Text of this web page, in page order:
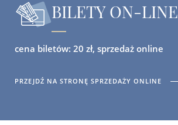
BILETY ON-LINE
cena biletów: 20 zł, sprzedaż online
PRZEJDŹ NA STRONĘ SPRZEDAŻY ONLINE